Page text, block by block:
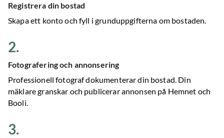
Registrera din bostad
Skapa ett konto och fyll i grunduppgifterna om bostaden.
2.
Fotografering och annonsering
Professionell fotograf dokumenterar din bostad. Din
mäklare granskar och publicerar annonsen på Hemnet och
Booli.
3.